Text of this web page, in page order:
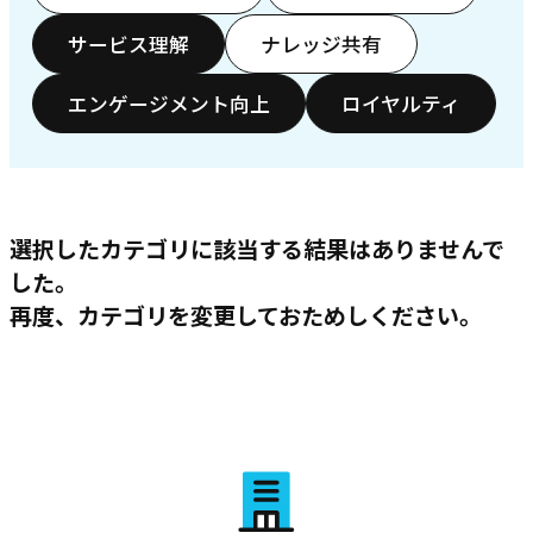
サービス理解 ナレッジ共有
エンゲージメント向上 ロイヤルティ
選択したカテゴリに該当する結果はありませんで
した。
再度、カテゴリを変更しておためしください。